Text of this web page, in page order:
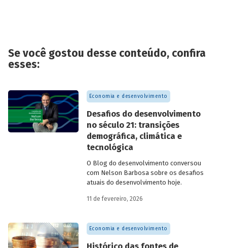
Se você gostou desse conteúdo, confira
esses:
Economia e desenvolvimento
Desafios do desenvolvimento
no século 21: transições
demográfica, climática e
tecnológica
O Blog do desenvolvimento conversou
com Nelson Barbosa sobre os desafios
atuais do desenvolvimento hoje.
11 de fevereiro, 2026
Economia e desenvolvimento
Histórico das fontes de